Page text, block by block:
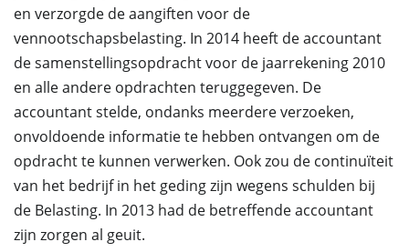
en verzorgde de aangiften voor de
vennootschapsbelasting. In 2014 heeft de accountant
de samenstellingsopdracht voor de jaarrekening 2010
en alle andere opdrachten teruggegeven. De
accountant stelde, ondanks meerdere verzoeken,
onvoldoende informatie te hebben ontvangen om de
opdracht te kunnen verwerken. Ook zou de continuïteit
van het bedrijf in het geding zijn wegens schulden bij
de Belasting. In 2013 had de betreffende accountant
zijn zorgen al geuit.